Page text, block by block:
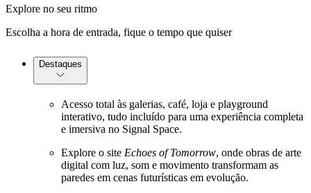
Explore no seu ritmo
Escolha a hora de entrada, fique o tempo que quiser
Destaques
Acesso total às galerias, café, loja e playground
interativo, tudo incluído para uma experiência completa
e imersiva no Signal Space.
Explore o site Echoes of Tomorrow, onde obras de arte
digital com luz, som e movimento transformam as
paredes em cenas futurísticas em evolução.